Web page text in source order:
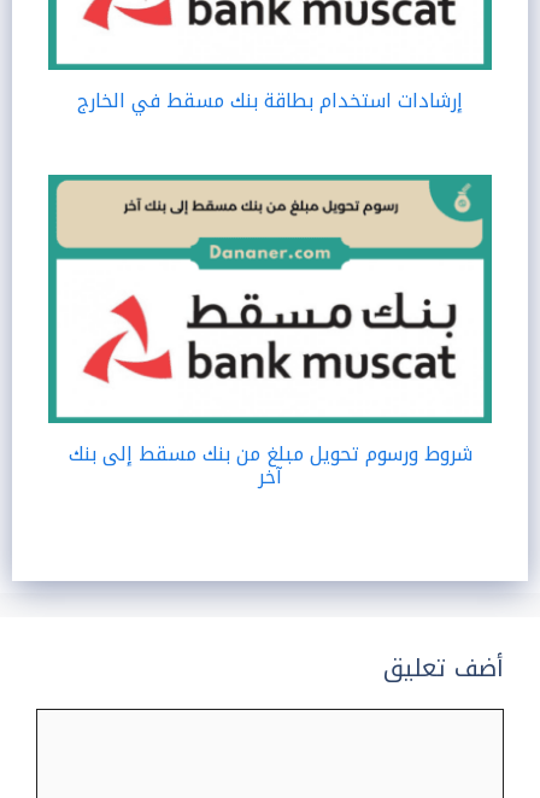
إرشادات استخدام بطاقة بنك مسقط في الخارج
شروط ورسوم تحويل مبلغ من بنك مسقط إلى بنك
آخر
أضف تعليق